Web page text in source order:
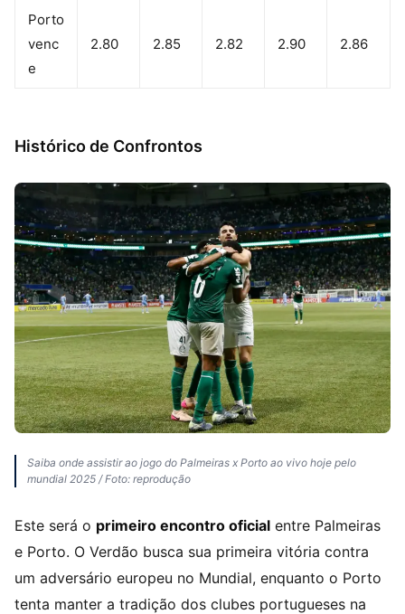
Porto
venc
e
2.80 2.85 2.82 2.90 2.86
Histórico de Confrontos
Saiba onde assistir ao jogo do Palmeiras x Porto ao vivo hoje pelo
mundial 2025 / Foto: reprodução
Este será o primeiro encontro oficial entre Palmeiras
e Porto. O Verdão busca sua primeira vitória contra
um adversário europeu no Mundial, enquanto o Porto
tenta manter a tradição dos clubes portugueses na